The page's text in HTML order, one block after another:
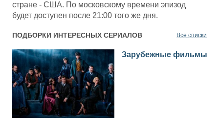
стране - США. По московскому времени эпизод
будет доступен после 21:00 того же дня.
ПОДБОРКИ ИНТЕРЕСНЫХ СЕРИАЛОВ Все списки
Зарубежные фильмы